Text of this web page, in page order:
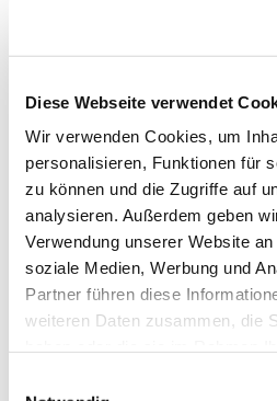
Diese Webseite verwendet
Wir verwenden Cookies, um
personalisieren, Funktionen für
zu können und die Zugriffe auf
analysieren. Außerdem geben
Verwendung unserer Website
soziale Medien, Werbung und
Partner führen diese
weiteren Daten zusammen, die
Mein Herz hält dir vor dein Wort:
»Ihr sollt mein Antlitz suchen."
Verbirg dein Antlitz nicht vor
verstoße nicht im Zorn deinen
Denn du bist meine Hilfe; verlaß
und tu die Hand nicht von mir
Denn mein Vater und meine
aber der Herr nimmt mich auf.
Ich glaube aber doch, daß ich
die Güte des Herrn im Lande
Harre des Herrn!